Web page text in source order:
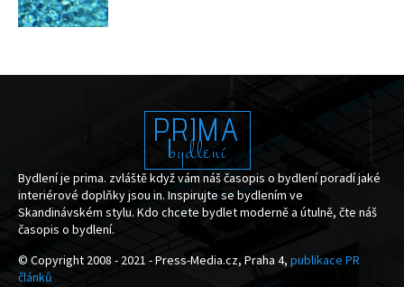
PRIMA
bydlení
Bydlení je prima. zvláště když vám náš časopis o bydlení poradí jaké
interiérové doplňky jsou in. Inspirujte se bydlením ve
Skandinávském stylu. Kdo chcete bydlet moderně a útulně, čte náš
časopis o bydlení.
© Copyright 2008 - 2021 - Press-Media.cz, Praha 4, publikace PR
článků